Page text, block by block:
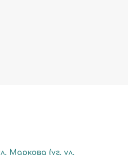
Маркова (уг. ул.